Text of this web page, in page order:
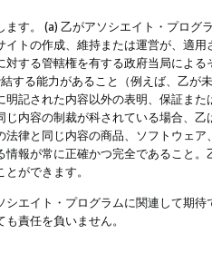
す。 (a) 乙がアソシエイト・プロ
トの作成、維持または運営が、適
する管轄権を有する政府当局によ
する能力があること（例えば、乙
記された内容以外の表明、保証ま
内容の制裁が科されている場合、
律と同じ内容の商品、ソフトウェ
報が常に正確かつ完全であること
ができます。
エイト・プログラムに関連して期
責任を負いません。